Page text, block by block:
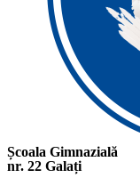
Școala Gimnazială
nr. 22 Galați